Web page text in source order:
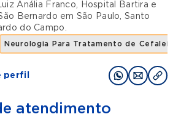
Anália Franco, Hospital Bartira e
Bernardo em São Paulo,Santo
do Campo.
Neurologia Para Tratamento de Cefaleia
perfil
atendimento